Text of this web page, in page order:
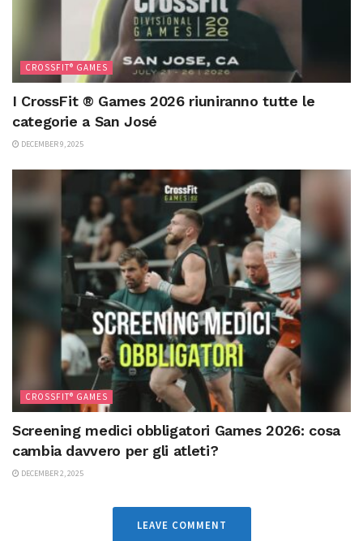
CROSSFIT® GAMES
I CrossFit ® Games 2026 riuniranno tutte le
categorie a San José
DECEMBER 9, 2025
CROSSFIT® GAMES
Screening medici obbligatori Games 2026: cosa
cambia davvero per gli atleti?
DECEMBER 2, 2025
LEAVE COMMENT